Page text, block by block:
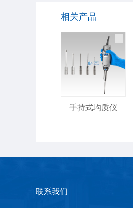
相关产品
手持式均质仪
联系我们